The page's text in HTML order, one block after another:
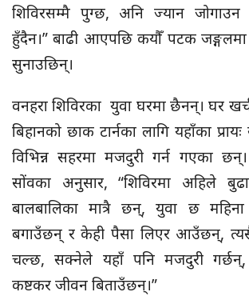
शिविरसम्मै पुग्छ, अनि ज्यान जोगाउन
हुँदैन।” बाढी आएपछि कयौँ पटक
सुनाउछिन्।
वनहरा शिविरका युवा घरमा छैनन्। घर
बिहानको छाक टार्नका लागि यहाँका
विभिन्न सहरमा मजदुरी गर्न गएका छन्।
सोंवका अनुसार, “शिविरमा अहिले
बालबालिका मात्रै छन्, युवा छ महिना
बगाउँछन् र केही पैसा लिएर आउँछन्,
चल्छ, सक्नेले यहाँ पनि मजदुरी
कष्टकर जीवन बिताउँछन्।”